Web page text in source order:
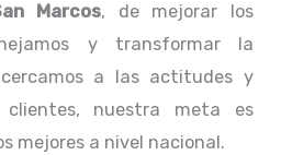
Marcos, de mejorar los
y transformar la
a las actitudes y
clientes, nuestra meta es
mejores a nivel nacional.